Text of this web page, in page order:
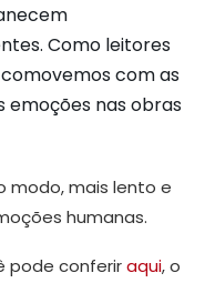
Como leitores
com as
emoções nas obras
modo, mais lento e
humanas.
pode conferiraqui, o